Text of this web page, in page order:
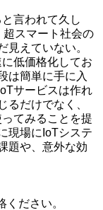
言われて久し
スマート社会の
見えていない。
低価格化してお
は簡単に手に入
サービスは作れ
るだけでなく、
てみることを提
現場にIoTシステ
題や、意外な効
ださい。